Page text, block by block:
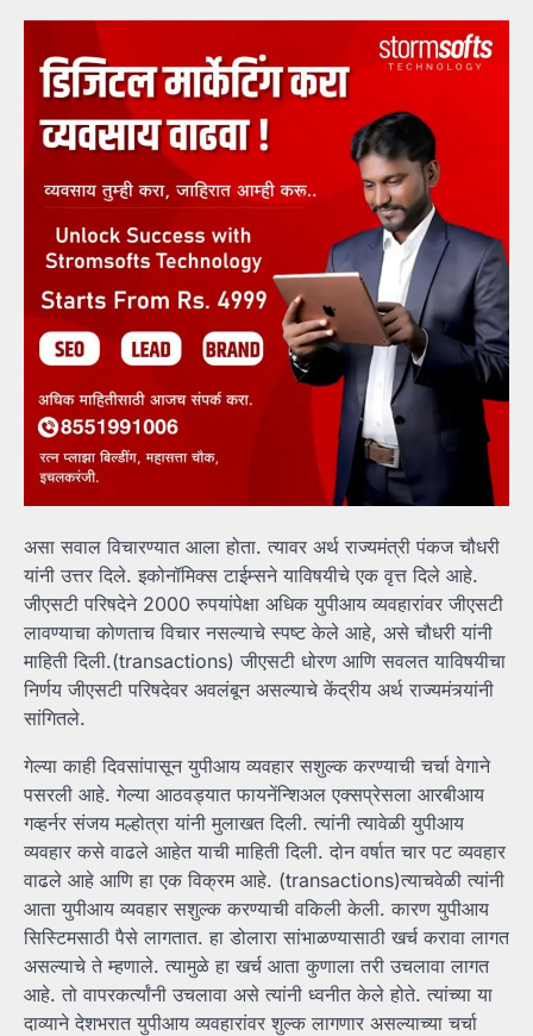
असा सवाल विचारण्यात आला होता. त्यावर अर्थ राज्यमंत्री पंकज चौधरी
यांनी उत्तर दिले. इकोनॉमिक्स टाईम्सने याविषयीचे एक वृत्त दिले आहे.
जीएसटी परिषदेने 2000 रुपयांपेक्षा अधिक युपीआय व्यवहारांवर जीएसटी
लावण्याचा कोणताच विचार नसल्याचे स्पष्ट केले आहे, असे चौधरी यांनी
माहिती दिली.(transactions) जीएसटी धोरण आणि सवलत याविषयीचा
निर्णय जीएसटी परिषदेवर अवलंबून असल्याचे केंद्रीय अर्थ राज्यमंत्र्यांनी
सांगितले.
गेल्या काही दिवसांपासून युपीआय व्यवहार सशुल्क करण्याची चर्चा वेगाने
पसरली आहे. गेल्या आठवड्यात फायनेंन्शिअल एक्सप्रेसला आरबीआय
गव्हर्नर संजय मल्होत्रा यांनी मुलाखत दिली. त्यांनी त्यावेळी युपीआय
व्यवहार कसे वाढले आहेत याची माहिती दिली. दोन वर्षात चार पट व्यवहार
वाढले आहे आणि हा एक विक्रम आहे. (transactions)त्याचवेळी त्यांनी
आता युपीआय व्यवहार सशुल्क करण्याची वकिली केली. कारण युपीआय
सिस्टिमसाठी पैसे लागतात. हा डोलारा सांभाळण्यासाठी खर्च करावा लागत
असल्याचे ते म्हणाले. त्यामुळे हा खर्च आता कुणाला तरी उचलावा लागत
आहे. तो वापरकर्त्यांनी उचलावा असे त्यांनी ध्वनीत केले होते. त्यांच्या या
दाव्याने देशभरात युपीआय व्यवहारांवर शुल्क लागणार असल्याच्या चर्चा